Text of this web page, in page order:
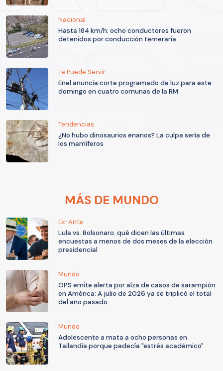
Nacional
Hasta 184 km/h: ocho conductores fueron
detenidos por conducción temeraria
Te Puede Servir
Enel anuncia corte programado de luz para este
domingo en cuatro comunas de la RM
Tendencias
¿No hubo dinosaurios enanos? La culpa sería de
los mamíferos
MÁS DE MUNDO
Ex-Ante
Lula vs. Bolsonaro: qué dicen las últimas
encuestas a menos de dos meses de la elección
presidencial
Mundo
OPS emite alerta por alza de casos de sarampión
en América: A julio de 2026 ya se triplicó el total
del año pasado
Mundo
Adolescente a mata a ocho personas en
Tailandia porque padecía "estrés académico"